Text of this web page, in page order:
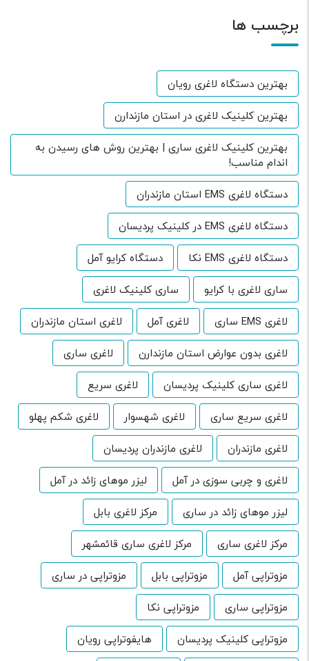
برچسب ها
بهترین دستگاه لاغری رویان
بهترین کلینیک لاغری در استان مازندارن
بهترین کلینیک لاغری ساری | بهترین روش های رسیدن به
اندام مناسب!
دستگاه لاغری EMS استان مازندران
دستگاه لاغری EMS در کلینیک پردیسان
دستگاه لاغری EMS نکا
دستگاه کرایو آمل
ساری لاغری با کرایو
ساری کلینیک لاغری
لاغری EMS ساری
لاغری آمل
لاغری استان مازندران
لاغری بدون عوارض استان مازندارن
لاغری ساری
لاغری ساری کلینیک پردیسان
لاغری سریع
لاغری سریع ساری
لاغری شهسوار
لاغری شکم پهلو
لاغری مازندران
لاغری مازندران پردیسان
لاغری و چربی سوزی در آمل
لیزر موهای زائد در آمل
لیزر موهای زائد در ساری
مرکز لاغری بابل
مرکز لاغری ساری
مرکز لاغری ساری قائمشهر
مزوتراپی آمل
مزوتراپی بابل
مزوتراپی در ساری
مزوتراپی ساری
مزوتراپی نکا
مزوتراپی کلینیک پردیسان
هایفوتراپی رویان